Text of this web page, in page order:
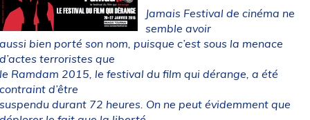
Jamais Festival de cinéma ne
semble avoir
bien porté son nom, puisque c’est sous la menace
terroristes que
Ramdam 2015, le festival du film qui dérange, a été
d’être
durant 72 heures. On ne peut évidemment que